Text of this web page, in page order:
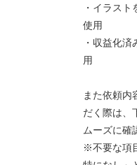
・イラス
使用
・収益化
用
また依頼内
だく際は、
ムーズに確
※不要な項